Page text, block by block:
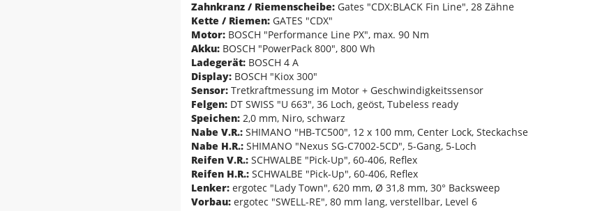
Zahnkranz / Riemenscheibe: Gates "CDX:BLACK Fin Line", 28 Zähne
Kette / Riemen: GATES "CDX"
Motor: BOSCH "Performance Line PX", max. 90 Nm
Akku: BOSCH "PowerPack 800", 800 Wh
Ladegerät: BOSCH 4 A
Display: BOSCH "Kiox 300"
Sensor: Tretkraftmessung im Motor + Geschwindigkeitssensor
Felgen: DT SWISS "U 663", 36 Loch, geöst, Tubeless ready
Speichen: 2,0 mm, Niro, schwarz
Nabe V.R.: SHIMANO "HB-TC500", 12 x 100 mm, Center Lock, Steckachse
Nabe H.R.: SHIMANO "Nexus SG-C7002-5CD", 5-Gang, 5-Loch
Reifen V.R.: SCHWALBE "Pick-Up", 60-406, Reflex
Reifen H.R.: SCHWALBE "Pick-Up", 60-406, Reflex
Lenker: ergotec "Lady Town", 620 mm, Ø 31,8 mm, 30° Backsweep
Vorbau: ergotec "SWELL-RE", 80 mm lang, verstellbar, Level 6